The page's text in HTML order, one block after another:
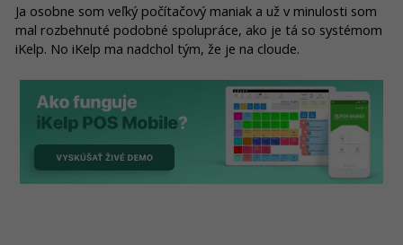
Ja osobne som veľký počítačový maniak a už v minulosti som
mal rozbehnuté podobné spolupráce, ako je tá so systémom
iKelp. No iKelp ma nadchol tým, že je na cloude.